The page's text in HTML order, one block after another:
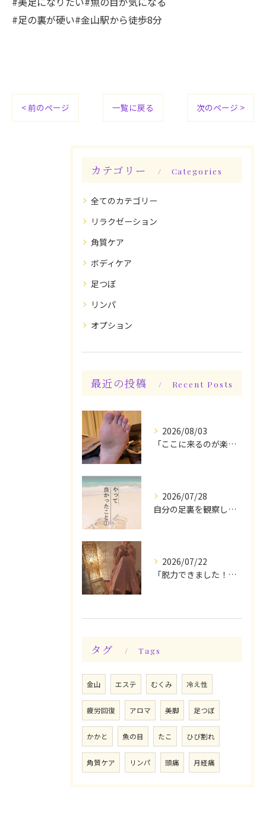
#足の裏が硬い#金山駅から徒歩8分
< 前のページ 一覧に戻る 次のページ >
カテゴリー Categories
全てのカテゴリー
リラクゼーション
角質ケア
ボディケア
足つぼ
リンパ
オプション
最近の投稿 Recent Posts
2026/08/03
「ここに来るのが楽しみです♪」と、言っていただけます◎
2026/07/28
自分の足裏を観察してみる！やって良かったぁ〜♪
2026/07/22
「脱力できました！」今日は私の時間♪全身メンテナンスデー☆
タグ Tags
金山 エステ むくみ 冷え性
疲労回復 アロマ 美脚 足つぼ
かかと 魚の目 たこ ひび割れ
角質ケア リンパ 頭痛 月経痛